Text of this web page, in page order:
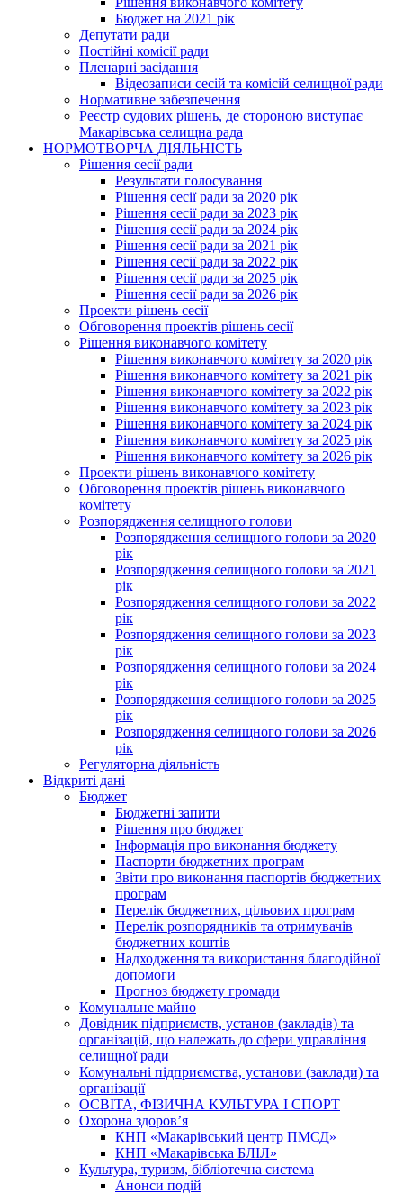
Бюджет на 2021 рік
Депутати ради
Постійні комісії ради
Пленарні засідання
Відеозаписи сесій та комісій селищної ради
Нормативне забезпечення
Реєстр судових рішень, де стороною виступає
Макарівська селищна рада
НОРМОТВОРЧА ДІЯЛЬНІСТЬ
Рішення сесії ради
Результати голосування
Рішення сесії ради за 2020 рік
Рішення сесії ради за 2023 рік
Рішення сесії ради за 2024 рік
Рішення сесії ради за 2021 рік
Рішення сесії ради за 2022 рік
Рішення сесії ради за 2025 рік
Рішення сесії ради за 2026 рік
Проекти рішень сесії
Обговорення проектів рішень сесії
Рішення виконавчого комітету
Рішення виконавчого комітету за 2020 рік
Рішення виконавчого комітету за 2021 рік
Рішення виконавчого комітету за 2022 рік
Рішення виконавчого комітету за 2023 рік
Рішення виконавчого комітету за 2024 рік
Рішення виконавчого комітету за 2025 рік
Рішення виконавчого комітету за 2026 рік
Проекти рішень виконавчого комітету
Обговорення проектів рішень виконавчого
комітету
Розпорядження селищного голови
Розпорядження селищного голови за 2020
рік
Розпорядження селищного голови за 2021
рік
Розпорядження селищного голови за 2022
рік
Розпорядження селищного голови за 2023
рік
Розпорядження селищного голови за 2024
рік
Розпорядження селищного голови за 2025
рік
Розпорядження селищного голови за 2026
рік
Регуляторна діяльність
Відкриті дані
Бюджет
Бюджетні запити
Рішення про бюджет
Інформація про виконання бюджету
Паспорти бюджетних програм
Звіти про виконання паспортів бюджетних
програм
Перелік бюджетних, цільових програм
Перелік розпорядників та отримувачів
бюджетних коштів
Надходження та використання благодійної
допомоги
Прогноз бюджету громади
Комунальне майно
Довідник підприємств, установ (закладів) та
організацій, що належать до сфери управління
селищної ради
Комунальні підприємства, установи (заклади) та
організації
ОСВІТА, ФІЗИЧНА КУЛЬТУРА І СПОРТ
Охорона здоров’я
КНП «Макарівський центр ПМСД»
КНП «Макарівська БЛІЛ»
Культура, туризм, бібліотечна система
Анонси подій